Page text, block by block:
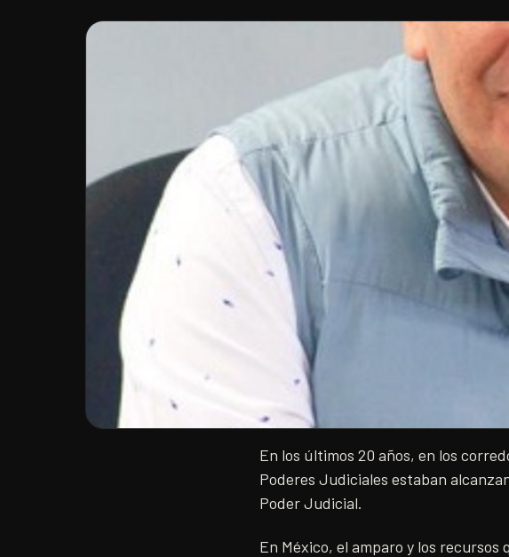
En los últimos 20 años, en los
Poderes Judiciales estaban
Poder Judicial.
En México, el amparo y los